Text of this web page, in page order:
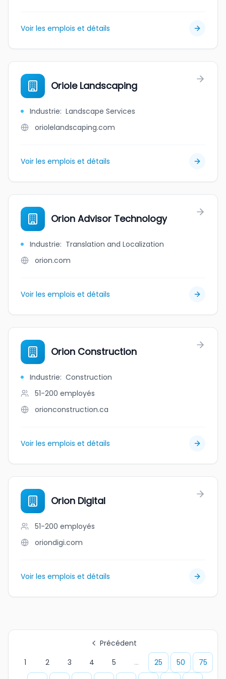
Voir les emplois et détails
Oriole Landscaping
Industrie: Landscape Services
oriolelandscaping.com
Voir les emplois et détails
Orion Advisor Technology
Industrie: Translation and Localization
orion.com
Voir les emplois et détails
Orion Construction
Industrie: Construction
51-200 employés
orionconstruction.ca
Voir les emplois et détails
Orion Digital
51-200 employés
oriondigi.com
Voir les emplois et détails
Précédent
1
2 3 4 5 ... 25 50
75